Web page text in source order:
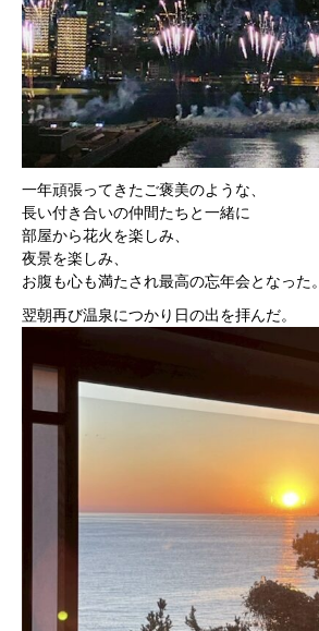
一年頑張ってきたご褒美のような、
長い付き合いの仲間たちと一緒に
部屋から花火を楽しみ、
夜景を楽しみ、
お腹も心も満たされ最高の忘年会となった。
翌朝再び温泉につかり日の出を拝んだ。